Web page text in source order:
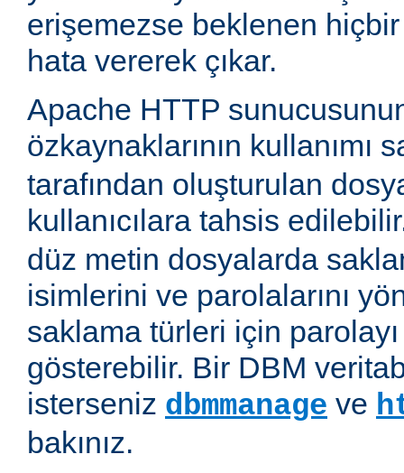
erişemezse beklenen
hata vererek çıkar.
Apache HTTP
özkaynaklarının kullanımı
tarafından oluşturulan
kullanıcılara tahsis
düz metin dosyalarda
isimlerini ve parolalarını
saklama türleri için
gösterebilir. Bir DBM
isterseniz dbmmanage ve
bakınız.